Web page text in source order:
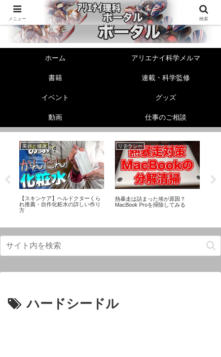
ホーム アリエナイ科学メルマ
書籍 連載・科学監修
イベント グッズ
動画 仕事のご相談
美容と健康
【スキンケア】ヘルドクターくら
れ推薦・自作化粧水の詳しい作り
方
リテラシー
熱暴走は詰まった埃が原因？
MacBook Proを掃除してみる
ハードシードル
メニュー 検索